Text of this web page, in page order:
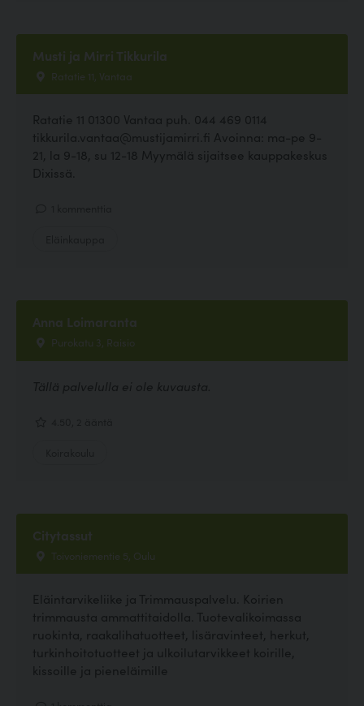
Musti ja Mirri Tikkurila
Ratatie 11, Vantaa
Ratatie 11 01300 Vantaa puh. 044 469 0114
tikkurila.vantaa@mustijamirri.fi Avoinna: ma-pe 9-
21, la 9-18, su 12-18 Myymälä sijaitsee kauppakeskus
Dixissä.
Anna Loimaranta
Purokatu 3, Raisio
Tällä palvelulla ei ole kuvausta.
Citytassut
Toivoniementie 5, Oulu
Eläintarvikeliike ja Trimmauspalvelu. Koirien
trimmausta ammattitaidolla. Tuotevalikoimassa
ruokinta, raakalihatuotteet, lisäravinteet, herkut,
turkinhoitotuotteet ja ulkoilutarvikkeet koirille,
kissoille ja pieneläimille